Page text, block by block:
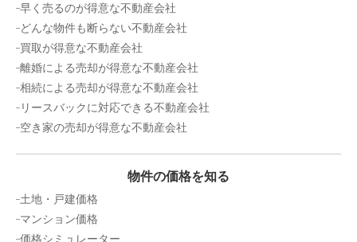
早く売るのが得意な不動産会社
どんな物件も断らない不動産会社
買取が得意な不動産会社
離婚による売却が得意な不動産会社
相続による売却が得意な不動産会社
リースバックに対応できる不動産会社
空き家の売却が得意な不動産会社
物件の価格を知る
土地・戸建価格
マンション価格
価格シミュレーター